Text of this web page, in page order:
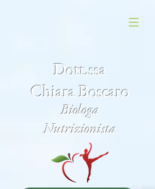
Dott.ssa
Chiara Boscaro
Biologa
Nutrizionista